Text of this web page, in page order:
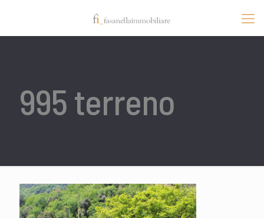
995 terreno